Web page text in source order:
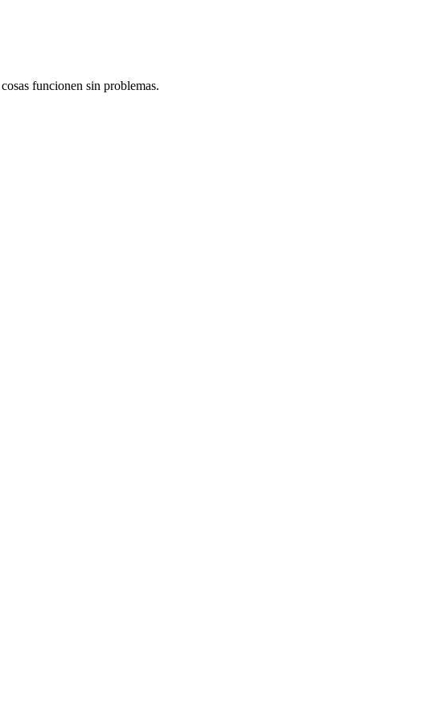
funcionen sin problemas.